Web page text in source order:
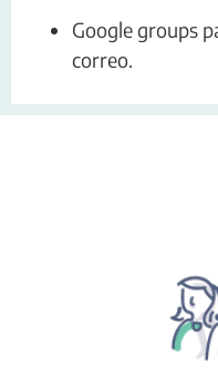
Google groups
correo.